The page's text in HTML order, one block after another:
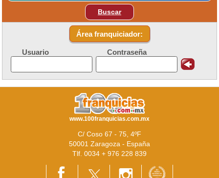
Buscar
Área franquiciador:
Usuario Contraseña
www.100franquicias.com.mx
C/ Coso 67 - 75, 4ºF
50001 Zaragoza - España
Tlf. 0034 + 976 228 839